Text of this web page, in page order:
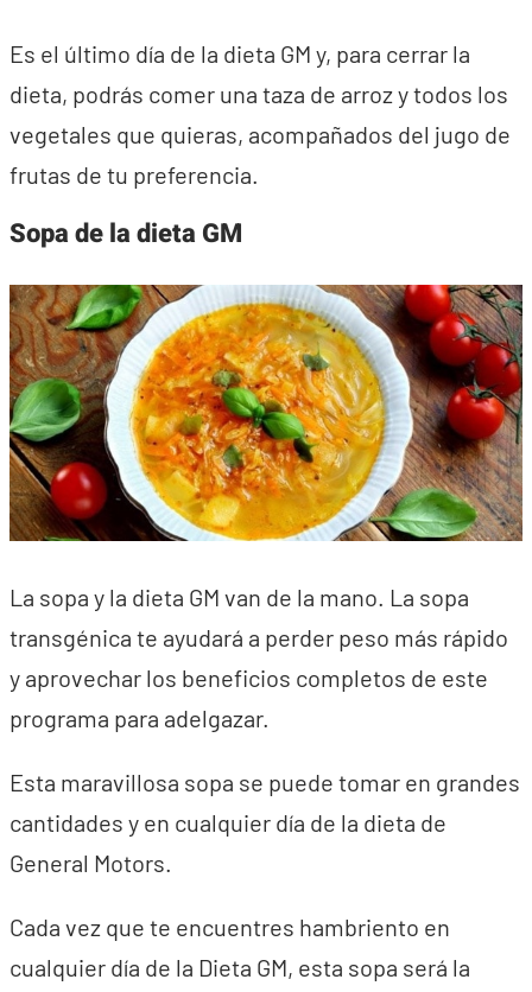
Es el último día de la dieta GM y, para cerrar la
dieta, podrás comer una taza de arroz y todos los
vegetales que quieras, acompañados del jugo de
frutas de tu preferencia.
Sopa de la dieta GM
La sopa y la dieta GM van de la mano. La sopa
transgénica te ayudará a perder peso más rápido
y aprovechar los beneficios completos de este
programa para adelgazar.
Esta maravillosa sopa se puede tomar en grandes
cantidades y en cualquier día de la dieta de
General Motors.
Cada vez que te encuentres hambriento en
cualquier día de la Dieta GM, esta sopa será la